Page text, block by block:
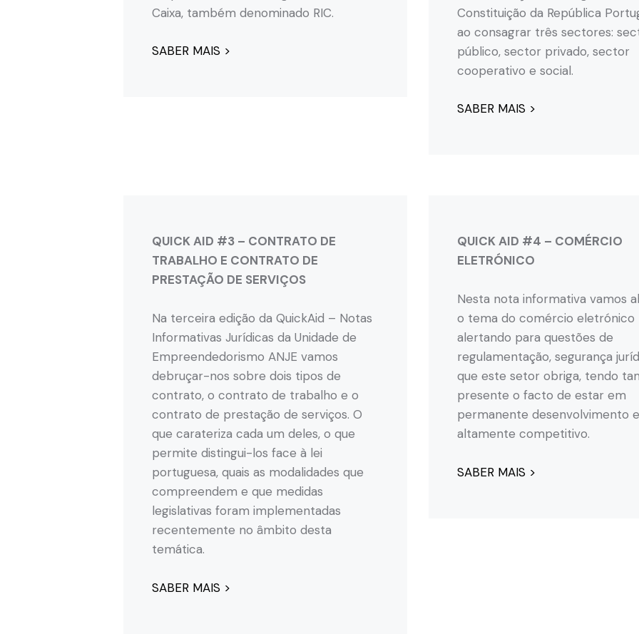
Caixa, também denominado RIC.
SABER MAIS >
Constituição da República
ao consagrar três sectores:
público, sector privado, sector
cooperativo e social.
SABER MAIS >
QUICK AID #3 – CONTRATO DE
TRABALHO E CONTRATO DE
PRESTAÇÃO DE SERVIÇOS
Na terceira edição da QuickAid – Notas
Informativas Jurídicas da Unidade de
Empreendedorismo ANJE vamos
debruçar-nos sobre dois tipos de
contrato, o contrato de trabalho e o
contrato de prestação de serviços. O
que carateriza cada um deles, o que
permite distingui-los face à lei
portuguesa, quais as modalidades que
compreendem e que medidas
legislativas foram implementadas
recentemente no âmbito desta
temática.
SABER MAIS >
QUICK AID #4 – COMÉRCIO
ELETRÓNICO
Nesta nota informativa vamos
o tema do comércio eletrónico
alertando para questões de
regulamentação, segurança
que este setor obriga, tendo
presente o facto de estar em
permanente desenvolvimento
altamente competitivo.
SABER MAIS >